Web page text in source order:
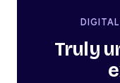
Truly